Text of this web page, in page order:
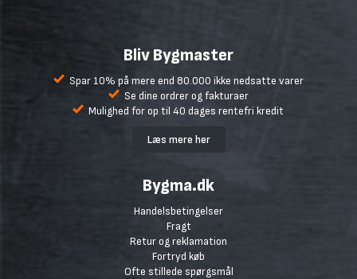
Bliv Bygmaster
Spar 10% på mere end 80.000 ikke nedsatte varer
Se dine ordrer og fakturaer
Mulighed for op til 40 dages rentefri kredit
Læs mere her
Bygma.dk
Handelsbetingelser
Fragt
Retur og reklamation
Fortryd køb
Ofte stillede spørgsmål